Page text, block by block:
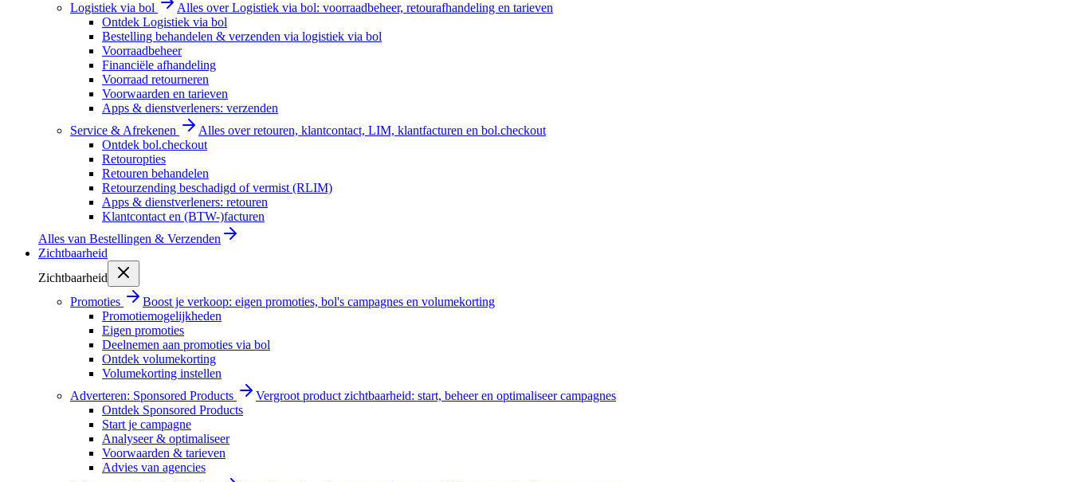
Logistiek via bol
Alles over Logistiek via bol: voorraadbeheer, retourafhandeling en tarieven
Ontdek Logistiek via bol
Bestelling behandelen & verzenden via logistiek via bol
Voorraadbeheer
Financiële afhandeling
Voorraad retourneren
Voorwaarden en tarieven
Apps & dienstverleners: verzenden
Service & Afrekenen
Alles over retouren, klantcontact, LIM, klantfacturen en bol.checkout
Ontdek bol.checkout
Retouropties
Retouren behandelen
Retourzending beschadigd of vermist (RLIM)
Apps & dienstverleners: retouren
Klantcontact en (BTW-)facturen
Alles van Bestellingen & Verzenden
Zichtbaarheid
Zichtbaarheid
Promoties
Boost je verkoop: eigen promoties, bol's campagnes en volumekorting
Promotiemogelijkheden
Eigen promoties
Deelnemen aan promoties via bol
Ontdek volumekorting
Volumekorting instellen
Adverteren: Sponsored Products
Vergroot product zichtbaarheid: start, beheer en optimaliseer campagnes
Ontdek Sponsored Products
Start je campagne
Analyseer & optimaliseer
Voorwaarden & tarieven
Advies van agencies